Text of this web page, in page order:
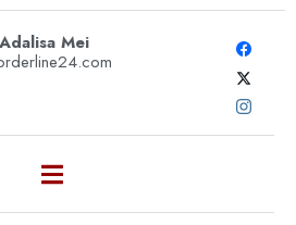
Adalisa Mei